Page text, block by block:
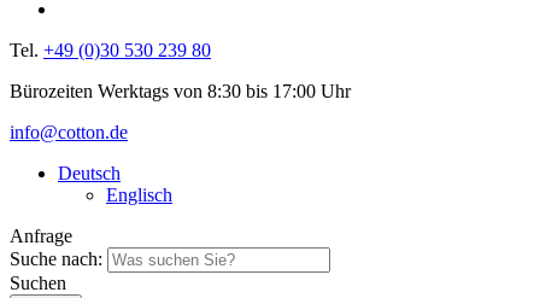
Tel. +49 (0)30 530 239 80
Bürozeiten Werktags von 8:30 bis 17:00 Uhr
info@cotton.de
Deutsch
Englisch
Anfrage
Suche nach:
Suchen